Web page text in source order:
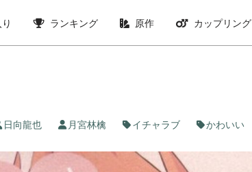
ランキング 原作 カップリング
日向龍也 月宮林檎 イチャラブ かわいい